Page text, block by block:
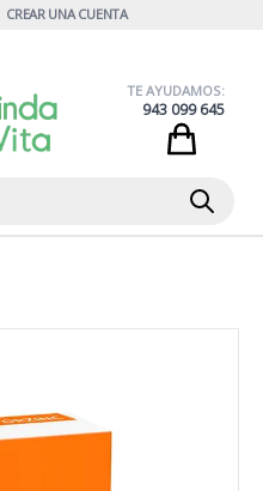
CREAR UNA CUENTA
Buscar
TE AYUDAMOS:
943 099 645